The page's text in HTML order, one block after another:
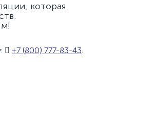
которая
+7 (800) 777-83-43.